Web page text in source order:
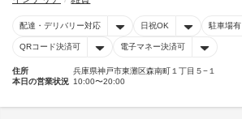
配達・デリバリー対応 日祝OK 駐車場有
QRコード決済可 電子マネー決済可
住所
兵庫県神戸市東灘区森南町１丁目５−１
本日の営業状況 10:00〜20:00